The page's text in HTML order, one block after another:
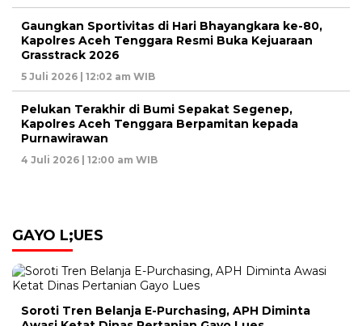
Gaungkan Sportivitas di Hari Bhayangkara ke-80,
Kapolres Aceh Tenggara Resmi Buka Kejuaraan
Grasstrack 2026
5 Juli 2026 | 12:02 am WIB
Pelukan Terakhir di Bumi Sepakat Segenep,
Kapolres Aceh Tenggara Berpamitan kepada
Purnawirawan
4 Juli 2026 | 12:00 am WIB
GAYO L;UES
Soroti Tren Belanja E-Purchasing, APH Diminta